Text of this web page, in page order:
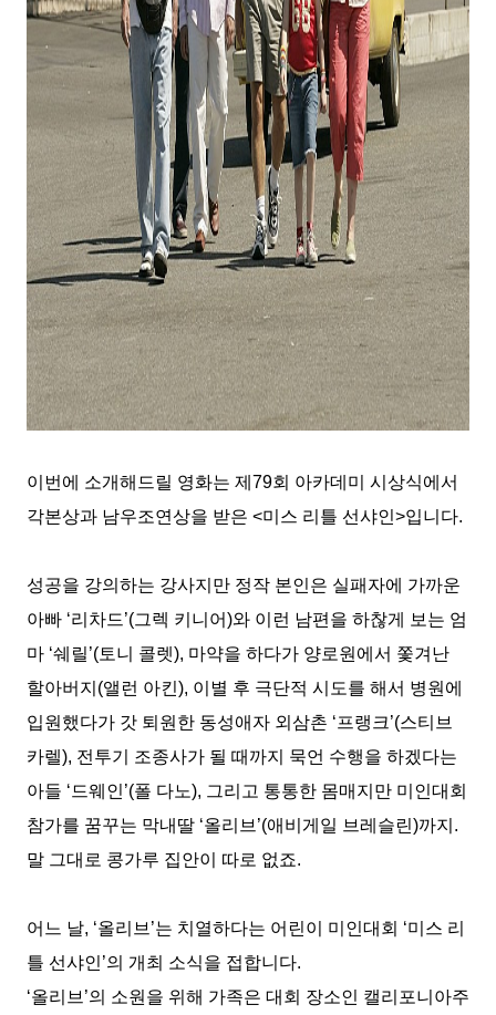
이번에 소개해드릴 영화는 제 79회 아카데미 시상식에서
각본상과 남우조연상을 받은 <미스 리틀 선샤인>입니다.
성공을 강의하는 강사지만 정작 본인은 실패자에 가까운
아빠 ‘리차드’(그렉 키니어)와 이런 남편을 하찮게 보는 엄
마 ‘쉐릴’(토니 콜렛), 마약을 하다가 양로원에서 쫓겨난
할아버지 (앨런 아킨), 이별 후 극단적 시도를 해서 병원에
입원했다가 갓 퇴원한 동성애자 외삼촌 ‘프랭크’(스티브
카렐), 전투기 조종사가 될 때까지 묵언 수행을 하겠다는
아들 ‘드웨인’(폴 다노), 그리고 통통한 몸매지만 미인대회
참가를 꿈꾸는 막내딸 ‘올리브 ’(애비게일 브레슬린)까지 .
말 그대로 콩가루 집안이 따로 없죠.
어느 날, ‘올리브 ’는 치열하다는 어린이 미인대회 ‘미스 리
틀 선샤인’의 개최 소식을 접합니다.
‘올리브 ’의 소원을 위해 가족은 대회 장소인 캘리포니아주